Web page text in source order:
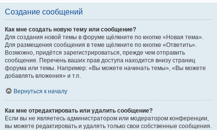
Создание сообщений
Как мне создать новую тему или сообщение?
Для создания новой темы в форуме щёлкните по кнопке «Новая тема».
Для размещения сообщения в теме щёлкните по кнопке «Ответить».
Возможно, придётся зарегистрироваться, прежде чем отправить
сообщение. Перечень ваших прав доступа находится внизу страниц
форума или темы. Например: «Вы можете начинать темы», «Вы можете
добавлять вложения» и т.п.
Вернуться к началу
Как мне отредактировать или удалить сообщение?
Если вы не являетесь администратором или модератором конференции,
вы можете редактировать и удалять только свои собственные сообщения.